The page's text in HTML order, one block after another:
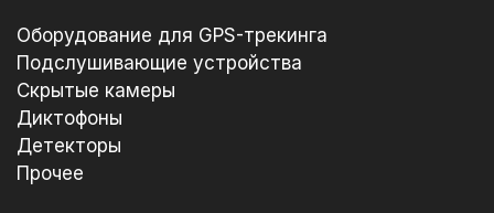
Оборудование для GPS-трекинга
Подслушивающие устройства
Скрытые камеры
Диктофоны
Детекторы
Прочее